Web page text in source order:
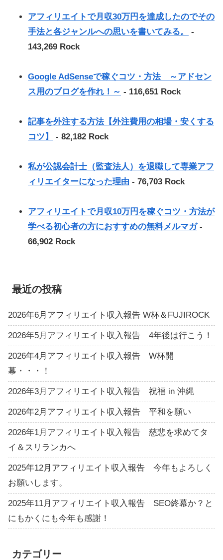
アフィリエイトで月収30万円を達成したのでその
手法と各ジャンルへの思いを書いてみる。
-
143,269 Rock
Google AdSenseで稼ぐコツ・方法 ～アドセン
ス用のブログを作れ！～ - 116,651 Rock
記事を外注する方法【外注費用の相場・安くする
コツ】
- 82,182 Rock
私が公認会計士（監査法人）を退職して専業アフ
ィリエイターになった理由 - 76,703 Rock
アフィリエイトで月収10万円を稼ぐコツ・方法が
学べる初心者の方におすすめの無料メルマガ-
66,902 Rock
最近の投稿
2026年6月アフィリエイト収入報告 W杯＆FUJIROCK
2026年5月アフィリエイト収入報告 4年後は行こう！
2026年4月アフィリエイト収入報告 W杯開
幕・・・！
2026年3月アフィリエイト収入報告 祝福 in 沖縄
2026年2月アフィリエイト収入報告 平和を願い
2026年1月アフィリエイト収入報告 慈悲を求めてタ
イ＆スリランカへ
2025年12月アフィリエイト収入報告 今年もよろしく
お願いします。
2025年11月アフィリエイト収入報告 SEO終幕か？と
にもかくにも今年も感謝！
カテゴリー